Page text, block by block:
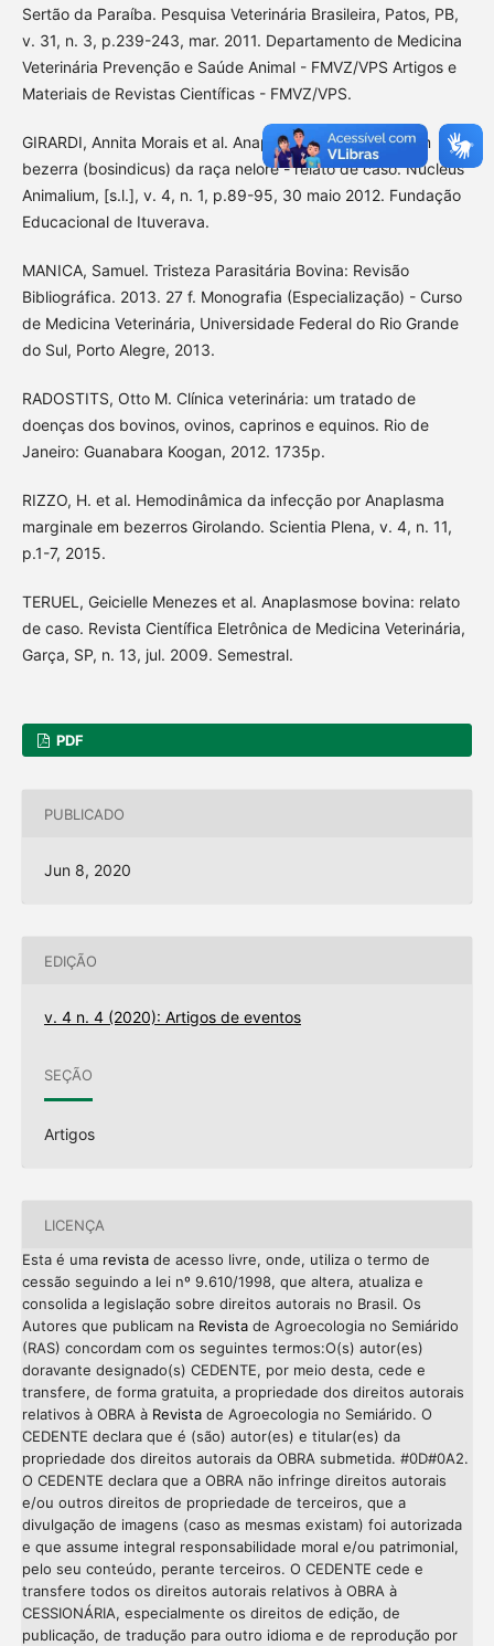
Sertão da Paraíba. Pesquisa Veterinária Brasileira, Patos, PB,
v. 31, n. 3, p.239-243, mar. 2011. Departamento de Medicina
Veterinária Prevenção e Saúde Animal - FMVZ/VPS Artigos e
Materiais de Revistas Científicas - FMVZ/VPS.
GIRARDI, Annita Morais et al. Anaplasmose congênita em
bezerra (bosindicus) da raça nelore - relato de caso. Nucleus
Animalium, [s.l.], v. 4, n. 1, p.89-95, 30 maio 2012. Fundação
Educacional de Ituverava.
MANICA, Samuel. Tristeza Parasitária Bovina: Revisão
Bibliográfica. 2013. 27 f. Monografia (Especialização) - Curso
de Medicina Veterinária, Universidade Federal do Rio Grande
do Sul, Porto Alegre, 2013.
RADOSTITS, Otto M. Clínica veterinária: um tratado de
doenças dos bovinos, ovinos, caprinos e equinos. Rio de
Janeiro: Guanabara Koogan, 2012. 1735p.
RIZZO, H. et al. Hemodinâmica da infecção por Anaplasma
marginale em bezerros Girolando. Scientia Plena, v. 4, n. 11,
p.1-7, 2015.
TERUEL, Geicielle Menezes et al. Anaplasmose bovina: relato
de caso. Revista Científica Eletrônica de Medicina Veterinária,
Garça, SP, n. 13, jul. 2009. Semestral.
PDF
PUBLICADO
Jun 8, 2020
EDIÇÃO
v. 4 n. 4 (2020): Artigos de eventos
SEÇÃO
Artigos
LICENÇA
Esta é uma revistade acesso livre, onde, utiliza o termo de
cessão seguindo a lei nº 9.610/1998, que altera, atualiza e
consolida a legislação sobre direitos autorais no Brasil. Os
Autores que publicam na Revistade Agroecologia no Semiárido
(RAS) concordam com os seguintes termos:O(s) autor(es)
doravante designado(s) CEDENTE, por meio desta, cede e
transfere, de forma gratuita, a propriedade dos direitos autorais
relativos à OBRA à Revistade Agroecologia no Semiárido. O
CEDENTE declara que é (são) autor(es) e titular(es) da
propriedade dos direitos autorais da OBRA submetida. #0D#0A2.
O CEDENTE declara que a OBRA não infringe direitos autorais
e/ou outros direitos de propriedade de terceiros, que a
divulgação de imagens (caso as mesmas existam) foi autorizada
e que assume integral responsabilidade moral e/ou patrimonial,
pelo seu conteúdo, perante terceiros. O CEDENTE cede e
transfere todos os direitos autorais relativos à OBRA à
CESSIONÁRIA, especialmente os direitos de edição, de
publicação, de tradução para outro idioma e de reprodução por